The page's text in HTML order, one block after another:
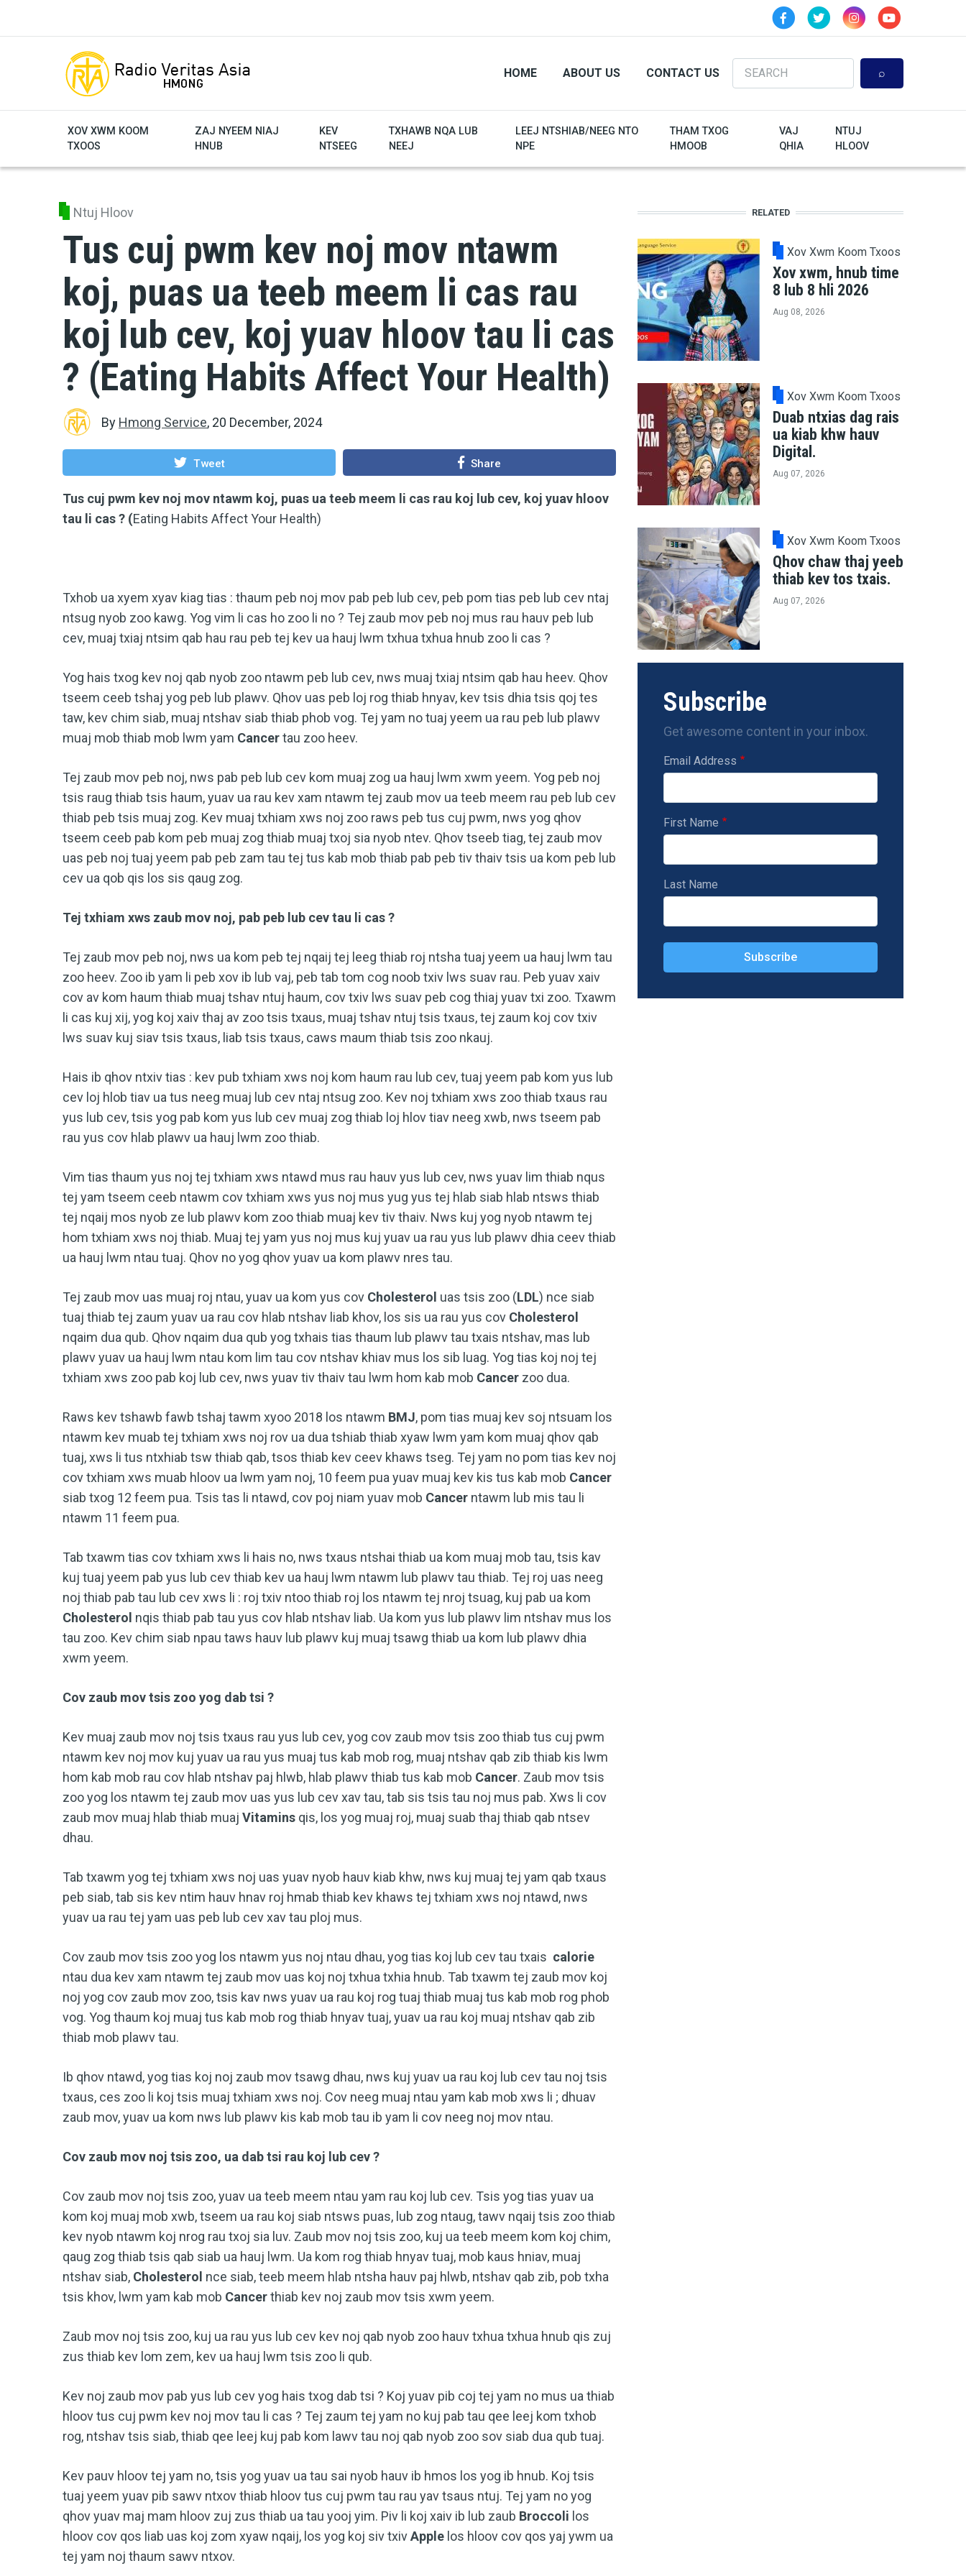
HOME ABOUT US CONTACT US
Search
XOV XWM KOOM
TXOOS
ZAJ NYEEM NIAJ
HNUB
KEV
NTSEEG
TXHAWB NQA LUB
NEEJ
LEEJ NTSHIAB/NEEG NTO
NPE
THAM TXOG
HMOOB
VAJ
QHIA
NTUJ
HLOOV
Ntuj Hloov
Tus cuj pwm kev noj mov ntawm
koj, puas ua teeb meem li cas rau
koj lub cev, koj yuav hloov tau li cas
? (Eating Habits Affect Your Health)
By Hmong Service, 20 December, 2024
Tweet Share
Tus cuj pwm kev noj mov ntawm koj, puas ua teeb meem li cas rau koj lub cev, koj yuav hloov
tau li cas ? (Eating Habits Affect Your Health)
Txhob ua xyem xyav kiag tias : thaum peb noj mov pab peb lub cev, peb pom tias peb lub cev ntaj
ntsug nyob zoo kawg. Yog vim li cas ho zoo li no ? Tej zaub mov peb noj mus rau hauv peb lub
cev, muaj txiaj ntsim qab hau rau peb tej kev ua hauj lwm txhua txhua hnub zoo li cas ?
Yog hais txog kev noj qab nyob zoo ntawm peb lub cev, nws muaj txiaj ntsim qab hau heev. Qhov
tseem ceeb tshaj yog peb lub plawv. Qhov uas peb loj rog thiab hnyav, kev tsis dhia tsis qoj tes
taw, kev chim siab, muaj ntshav siab thiab phob vog. Tej yam no tuaj yeem ua rau peb lub plawv
muaj mob thiab mob lwm yam Cancertau zoo heev.
Tej zaub mov peb noj, nws pab peb lub cev kom muaj zog ua hauj lwm xwm yeem. Yog peb noj
tsis raug thiab tsis haum, yuav ua rau kev xam ntawm tej zaub mov ua teeb meem rau peb lub cev
thiab peb tsis muaj zog. Kev muaj txhiam xws noj zoo raws peb tus cuj pwm, nws yog qhov
tseem ceeb pab kom peb muaj zog thiab muaj txoj sia nyob ntev. Qhov tseeb tiag, tej zaub mov
uas peb noj tuaj yeem pab peb zam tau tej tus kab mob thiab pab peb tiv thaiv tsis ua kom peb lub
cev ua qob qis los sis qaug zog.
Tej txhiam xws zaub mov noj, pab peb lub cev tau li cas ?
Tej zaub mov peb noj, nws ua kom peb tej nqaij tej leeg thiab roj ntsha tuaj yeem ua hauj lwm tau
zoo heev. Zoo ib yam li peb xov ib lub vaj, peb tab tom cog noob txiv lws suav rau. Peb yuav xaiv
cov av kom haum thiab muaj tshav ntuj haum, cov txiv lws suav peb cog thiaj yuav txi zoo. Txawm
li cas kuj xij, yog koj xaiv thaj av zoo tsis txaus, muaj tshav ntuj tsis txaus, tej zaum koj cov txiv
lws suav kuj siav tsis txaus, liab tsis txaus, caws maum thiab tsis zoo nkauj.
Hais ib qhov ntxiv tias : kev pub txhiam xws noj kom haum rau lub cev, tuaj yeem pab kom yus lub
cev loj hlob tiav ua tus neeg muaj lub cev ntaj ntsug zoo. Kev noj txhiam xws zoo thiab txaus rau
yus lub cev, tsis yog pab kom yus lub cev muaj zog thiab loj hlov tiav neeg xwb, nws tseem pab
rau yus cov hlab plawv ua hauj lwm zoo thiab.
Vim tias thaum yus noj tej txhiam xws ntawd mus rau hauv yus lub cev, nws yuav lim thiab nqus
tej yam tseem ceeb ntawm cov txhiam xws yus noj mus yug yus tej hlab siab hlab ntsws thiab
tej nqaij mos nyob ze lub plawv kom zoo thiab muaj kev tiv thaiv. Nws kuj yog nyob ntawm tej
hom txhiam xws noj thiab. Muaj tej yam yus noj mus kuj yuav ua rau yus lub plawv dhia ceev thiab
ua hauj lwm ntau tuaj. Qhov no yog qhov yuav ua kom plawv nres tau.
Tej zaub mov uas muaj roj ntau, yuav ua kom yus cov Cholesterol uas tsis zoo (LDL) nce siab
tuaj thiab tej zaum yuav ua rau cov hlab ntshav liab khov, los sis ua rau yus cov Cholesterol
nqaim dua qub. Qhov nqaim dua qub yog txhais tias thaum lub plawv tau txais ntshav, mas lub
plawv yuav ua hauj lwm ntau kom lim tau cov ntshav khiav mus los sib luag. Yog tias koj noj tej
txhiam xws zoo pab koj lub cev, nws yuav tiv thaiv tau lwm hom kab mob Cancer zoo dua.
Raws kev tshawb fawb tshaj tawm xyoo 2018 los ntawm BMJ, pom tias muaj kev soj ntsuam los
ntawm kev muab tej txhiam xws noj rov ua dua tshiab thiab xyaw lwm yam kom muaj qhov qab
tuaj, xws li tus ntxhiab tsw thiab qab, tsos thiab kev ceev khaws tseg. Tej yam no pom tias kev noj
cov txhiam xws muab hloov ua lwm yam noj, 10 feem pua yuav muaj kev kis tus kab mob Cancer
siab txog 12 feem pua. Tsis tas li ntawd, cov poj niam yuav mob Cancer ntawm lub mis tau li
ntawm 11 feem pua.
Tab txawm tias cov txhiam xws li hais no, nws txaus ntshai thiab ua kom muaj mob tau, tsis kav
kuj tuaj yeem pab yus lub cev thiab kev ua hauj lwm ntawm lub plawv tau thiab. Tej roj uas neeg
noj thiab pab tau lub cev xws li : roj txiv ntoo thiab roj los ntawm tej nroj tsuag, kuj pab ua kom
Cholesterol nqis thiab pab tau yus cov hlab ntshav liab. Ua kom yus lub plawv lim ntshav mus los
tau zoo. Kev chim siab npau taws hauv lub plawv kuj muaj tsawg thiab ua kom lub plawv dhia
xwm yeem.
Cov zaub mov tsis zoo yog dab tsi ?
Kev muaj zaub mov noj tsis txaus rau yus lub cev, yog cov zaub mov tsis zoo thiab tus cuj pwm
ntawm kev noj mov kuj yuav ua rau yus muaj tus kab mob rog, muaj ntshav qab zib thiab kis lwm
hom kab mob rau cov hlab ntshav paj hlwb, hlab plawv thiab tus kab mob Cancer. Zaub mov tsis
zoo yog los ntawm tej zaub mov uas yus lub cev xav tau, tab sis tsis tau noj mus pab. Xws li cov
zaub mov muaj hlab thiab muaj Vitamins qis, los yog muaj roj, muaj suab thaj thiab qab ntsev
dhau.
Tab txawm yog tej txhiam xws noj uas yuav nyob hauv kiab khw, nws kuj muaj tej yam qab txaus
peb siab, tab sis kev ntim hauv hnav roj hmab thiab kev khaws tej txhiam xws noj ntawd, nws
yuav ua rau tej yam uas peb lub cev xav tau ploj mus.
Cov zaub mov tsis zoo yog los ntawm yus noj ntau dhau, yog tias koj lub cev tau txais calorie
ntau dua kev xam ntawm tej zaub mov uas koj noj txhua txhia hnub. Tab txawm tej zaub mov koj
noj yog cov zaub mov zoo, tsis kav nws yuav ua rau koj rog tuaj thiab muaj tus kab mob rog phob
vog. Yog thaum koj muaj tus kab mob rog thiab hnyav tuaj, yuav ua rau koj muaj ntshav qab zib
thiab mob plawv tau.
Ib qhov ntawd, yog tias koj noj zaub mov tsawg dhau, nws kuj yuav ua rau koj lub cev tau noj tsis
txaus, ces zoo li koj tsis muaj txhiam xws noj. Cov neeg muaj ntau yam kab mob xws li ; dhuav
zaub mov, yuav ua kom nws lub plawv kis kab mob tau ib yam li cov neeg noj mov ntau.
Cov zaub mov noj tsis zoo, ua dab tsi rau koj lub cev ?
Cov zaub mov noj tsis zoo, yuav ua teeb meem ntau yam rau koj lub cev. Tsis yog tias yuav ua
kom koj muaj mob xwb, tseem ua rau koj siab ntsws puas, lub zog ntaug, tawv nqaij tsis zoo thiab
kev nyob ntawm koj nrog rau txoj sia luv. Zaub mov noj tsis zoo, kuj ua teeb meem kom koj chim,
qaug zog thiab tsis qab siab ua hauj lwm. Ua kom rog thiab hnyav tuaj, mob kaus hniav, muaj
ntshav siab, Cholesterol nce siab, teeb meem hlab ntsha hauv paj hlwb, ntshav qab zib, pob txha
tsis khov, lwm yam kab mob Cancerthiab kev noj zaub mov tsis xwm yeem.
Zaub mov noj tsis zoo, kuj ua rau yus lub cev kev noj qab nyob zoo hauv txhua txhua hnub qis zuj
zus thiab kev lom zem, kev ua hauj lwm tsis zoo li qub.
Kev noj zaub mov pab yus lub cev yog hais txog dab tsi ? Koj yuav pib coj tej yam no mus ua thiab
hloov tus cuj pwm kev noj mov tau li cas ? Tej zaum tej yam no kuj pab tau qee leej kom txhob
rog, ntshav tsis siab, thiab qee leej kuj pab kom lawv tau noj qab nyob zoo sov siab dua qub tuaj.
Kev pauv hloov tej yam no, tsis yog yuav ua tau sai nyob hauv ib hmos los yog ib hnub. Koj tsis
tuaj yeem yuav pib sawv ntxov thiab hloov tus cuj pwm tau rau yav tsaus ntuj. Tej yam no yog
qhov yuav maj mam hloov zuj zus thiab ua tau yooj yim. Piv li koj xaiv ib lub zaub Broccoli los
hloov cov qos liab uas koj zom xyaw nqaij, los yog koj siv txivApple los hloov cov qos yaj ywm ua
tej yam noj thaum sawv ntxov.
RELATED
Xov Xwm Koom Txoos
Xov xwm, hnub time
8 lub 8 hli 2026
Aug 08, 2026
Xov Xwm Koom Txoos
Duab ntxias dag rais
ua kiab khw hauv
Digital.
Aug 07, 2026
Xov Xwm Koom Txoos
Qhov chaw thaj yeeb
thiab kev tos txais.
Aug 07, 2026
Subscribe
Get awesome content in your inbox.
Email Address
First Name
Last Name